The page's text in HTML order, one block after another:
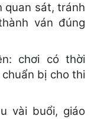
quan sát, tránh
ván đúng
chơi có thời
bị cho thi
vài buổi, giáo